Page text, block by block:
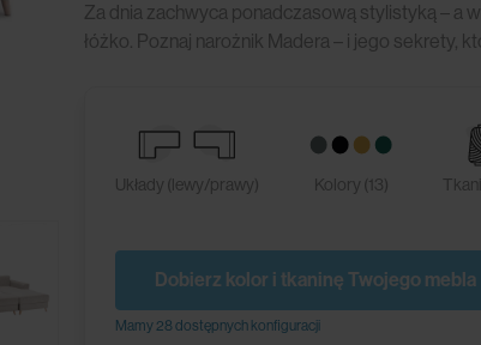
Za dnia zachwyca ponadczasową stylistyką – a
łóżko. Poznaj narożnik Madera – i jego sekrety,
Układy (lewy/prawy) Kolory (13)
Dobierz kolor i tkaninę Twojego mebla
Mamy 28 dostępnych konfiguracji